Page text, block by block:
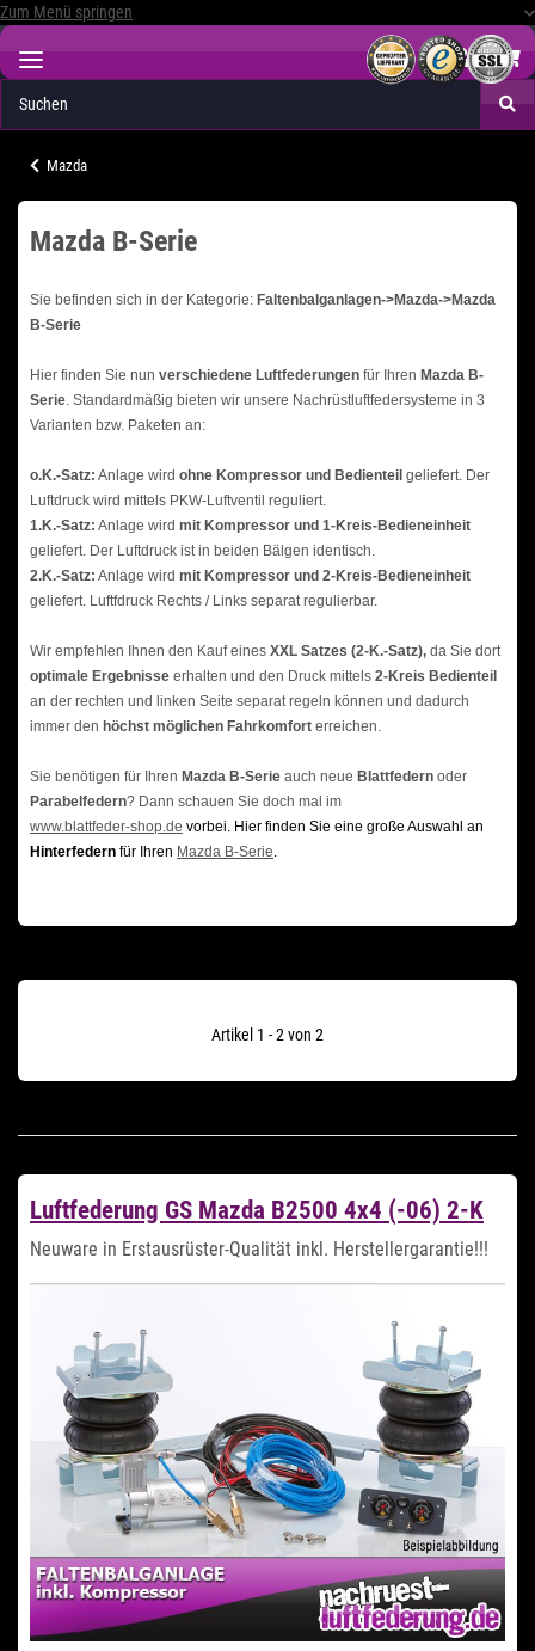
Zum Menü springen
Mazda
Mazda B-Serie
Sie befinden sich in der Kategorie: Faltenbalganlagen->Mazda->Mazda
B-Serie
Hier finden Sie nun verschiedene Luftfederungen für Ihren Mazda B-
Serie . Standardmäßig bieten wir unsere Nachrüstluftfedersysteme in 3
Varianten bzw. Paketen an:
o.K.-Satz: Anlage wird ohne Kompressor und Bedienteil geliefert. Der
Luftdruck wird mittels PKW-Luftventil reguliert.
1.K.-Satz: Anlage wird mit Kompressor und 1-Kreis-Bedieneinheit
geliefert. Der Luftdruck ist in beiden Bälgen identisch.
2.K.-Satz: Anlage wird mit Kompressor und 2-Kreis-Bedieneinheit
geliefert. Luftfdruck Rechts / Links separat regulierbar.
Wir empfehlen Ihnen den Kauf eines XXL Satzes (2-K.-Satz), da Sie dort
optimale Ergebnisse erhalten und den Druck mittels 2-Kreis Bedienteil
an der rechten und linken Seite separat regeln können und dadurch
immer den höchst möglichen Fahrkomfort erreichen.
Sie benötigen für Ihren Mazda B-Serie auch neue Blattfedern oder
Parabelfedern? Dann schauen Sie doch mal im
www.blattfeder-shop.de vorbei. Hier finden Sie eine große Auswahl an
Hinterfedern für Ihren Mazda B-Serie
Artikel 1 - 2 von 2
Luftfederung GS Mazda B2500 4x4 (-06) 2-K
Neuware in Erstausrüster-Qualität inkl. Herstellergarantie!!!